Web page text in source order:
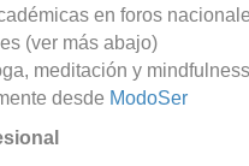
en foros
(ver más abajo)
meditación y
desde ModoSer